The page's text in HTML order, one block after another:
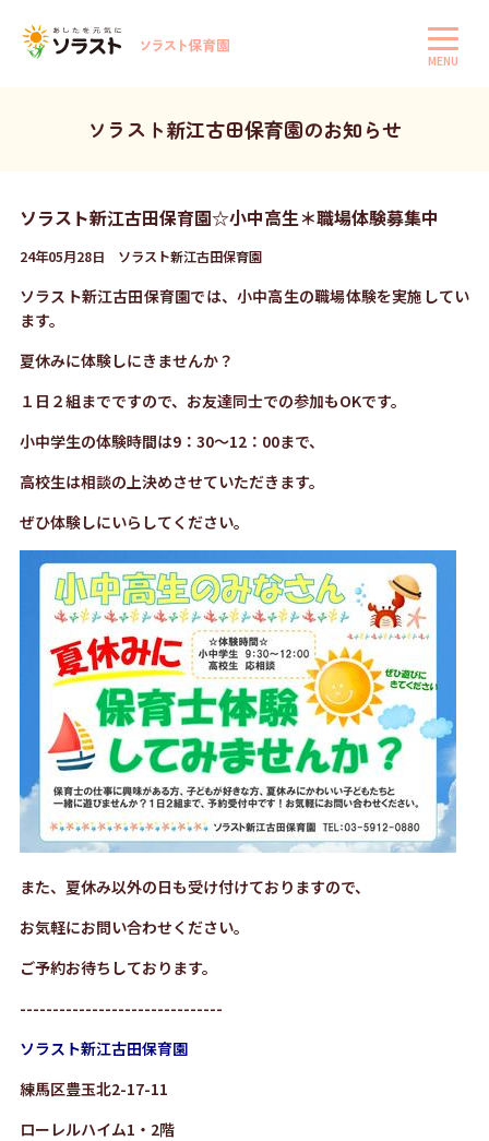
MENU
ソラスト新江古田保育園のお知らせ
ソラスト新江古田保育園☆小中高生＊職場体験募集中
24年05月28日 ソラスト新江古田保育園
ソラスト新江古田保育園では、小中高生の職場体験を実施してい
ます。
夏休みに体験しにきませんか？
１日２組までですので、お友達同士での参加もOKです。
小中学生の体験時間は9：30～12：00まで、
高校生は相談の上決めさせていただきます。
ぜひ体験しにいらしてください。
また、夏休み以外の日も受け付けておりますので、
お気軽にお問い合わせください。
ご予約お待ちしております。
-------------------------------
ソラスト新江古田保育園
練馬区豊玉北2-17-11
ローレルハイム1・2階